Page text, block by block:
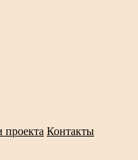
проекта Контакты